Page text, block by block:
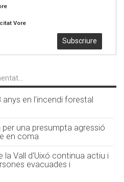
Vore
Subscriure
anys en l'incendi forestal
una presumpta agressió
en coma
la Vall d'Uixó continua actiu i
evacuades i